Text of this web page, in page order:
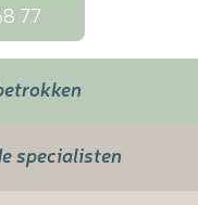
77
specialisten